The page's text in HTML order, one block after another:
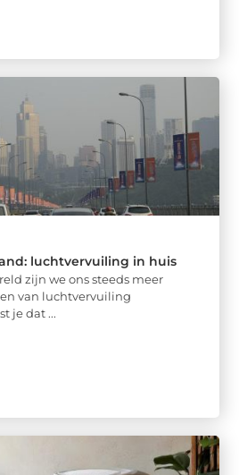
luchtvervuiling in huis
zijn we ons steeds meer
van luchtvervuiling
je dat ...